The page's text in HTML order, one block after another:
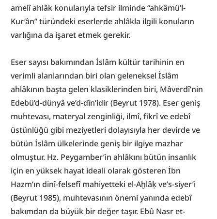
amelî ahlâk konularıyla tefsir ilminde “ahkâmü’l-
Kur’ân” türündeki eserlerde ahlâkla ilgili konuların
varlığına da işaret etmek gerekir.
Eser sayısı bakımından İslâm kültür tarihinin en
verimli alanlarından biri olan geleneksel İslâm
ahlâkının başta gelen klasiklerinden biri, Mâverdî’nin
Edebü’d-dünyâ ve’d-dîn’idir (Beyrut 1978). Eser geniş
muhtevası, materyal zenginliği, ilmî, fikrî ve edebî
üstünlüğü gibi meziyetleri dolayısıyla her devirde ve
bütün İslâm ülkelerinde geniş bir ilgiye mazhar
olmuştur. Hz. Peygamber’in ahlâkını bütün insanlık
için en yüksek hayat ideali olarak gösteren İbn
Hazm’ın dinî-felsefî mahiyetteki el-Aḫlâḳ ve’s-siyer’i
(Beyrut 1985), muhtevasının önemi yanında edebî
bakımdan da büyük bir değer taşır. Ebû Nasr et-